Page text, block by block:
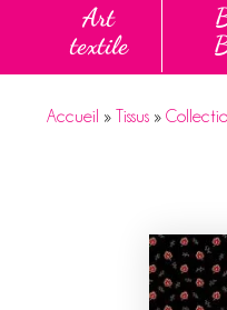
Art
textile
Accueil » Tissus »